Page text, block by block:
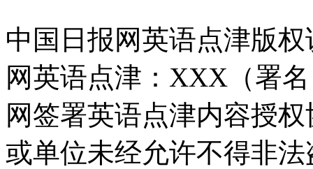
中国日报网英语点津版
网英语点津：XXX（署
网签署英语点津内容授
或单位未经允许不得非